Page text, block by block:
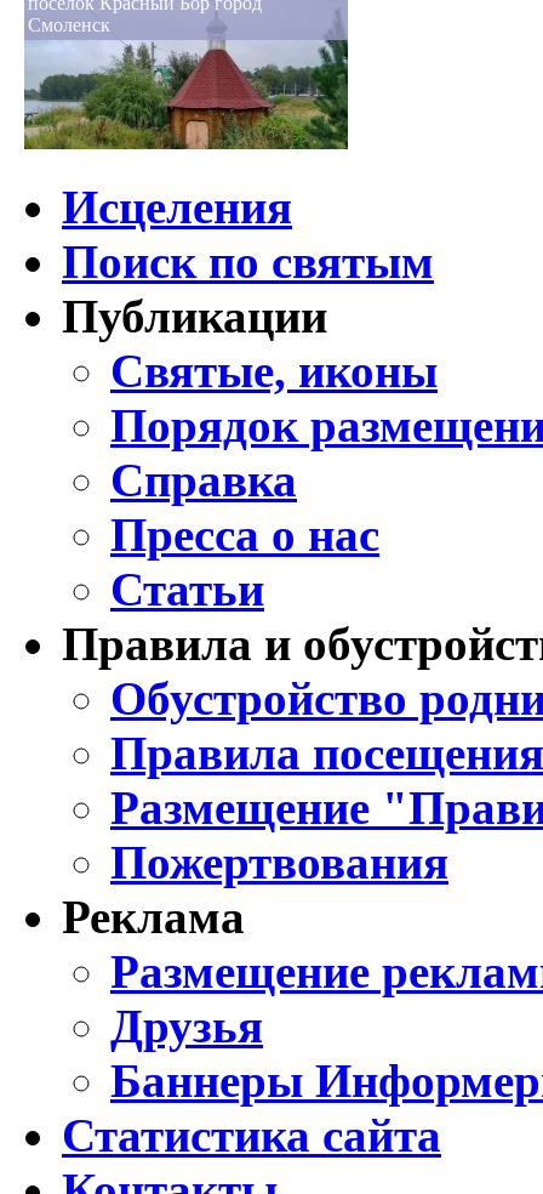
Смоленск
Исцеления
Поиск по святым
Публикации
Святые, иконы
Порядок
Справка
Пресса о нас
Статьи
Правила и
Обустройство
Правила
Размещение
Пожертвования
Реклама
Размещение
Друзья
Баннеры
Статистика сайта